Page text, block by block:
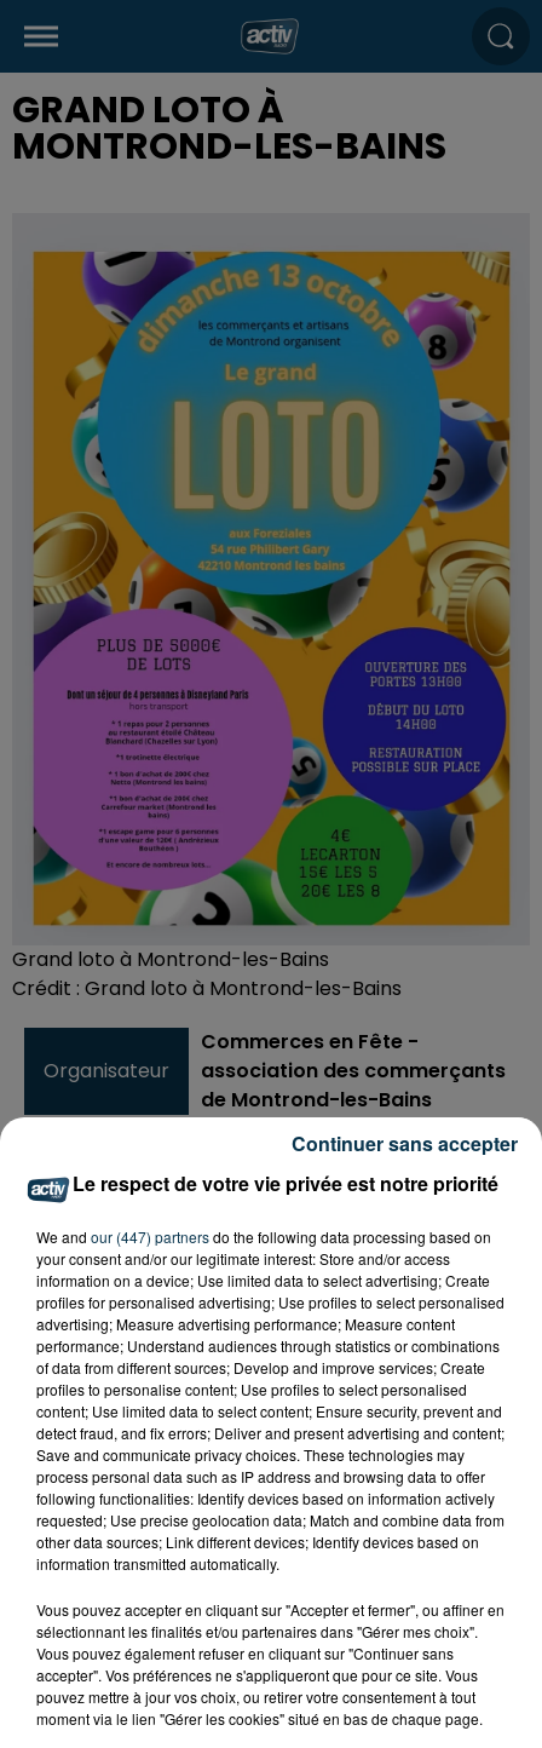
GRAND LOTO À
MONTROND-LES-BAINS
Grand loto à Montrond-les-Bains
Crédit : Grand loto à Montrond-les-Bains
Organisateur
Commerces en Fête -
association des commerçants
de Montrond-les-Bains
Ajouter à votre calendrier
Date
du13 octobre 2024 à 13h00
au13 octobre 2024 à 18h00
Lieu
Les Foréziales - 54 rue Philibert
Gary
42210 Montrond-les-Bains
Tarif
Payant
4 € le carton / 15 € les 5 / 20 € les
8
Les commerçants et artisans de Montrond-les-Bains
Le respect de votre vie privée est notre priorité
We and our (447) partnersdo the following data processing based on
your consent and/or our legitimate interest: Store and/or access
information on a device; Use limited data to select advertising; Create
profiles for personalised advertising; Use profiles to select personalised
advertising; Measure advertising performance; Measure content
performance; Understand audiences through statistics or combinations
of data from different sources; Develop and improve services; Create
profiles to personalise content; Use profiles to select personalised
content; Use limited data to select content; Ensure security, prevent and
detect fraud, and fix errors; Deliver and present advertising and content;
Save and communicate privacy choices. These technologies may
process personal data such as IP address and browsing data to offer
following functionalities: Identify devices based on information actively
requested; Use precise geolocation data; Match and combine data from
other data sources; Link different devices; Identify devices based on
information transmitted automatically.
Vous pouvez accepter en cliquant sur "Accepter et fermer", ou affiner en
sélectionnant les finalités et/ou partenaires dans "Gérer mes choix".
Vous pouvez également refuser en cliquant sur "Continuer sans
accepter". Vos préférences ne s'appliqueront que pour ce site. Vous
pouvez mettre à jour vos choix, ou retirer votre consentement à tout
moment via le lien "Gérer les cookies" situé en bas de chaque page.
Continuer sans accepter